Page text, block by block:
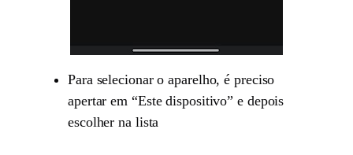
Para selecionar o aparelho, é preciso
apertar em “Este dispositivo” e depois
escolher na lista